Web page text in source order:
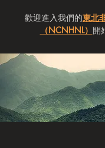
歡迎進入我們的東北
（NCNHNL） 開